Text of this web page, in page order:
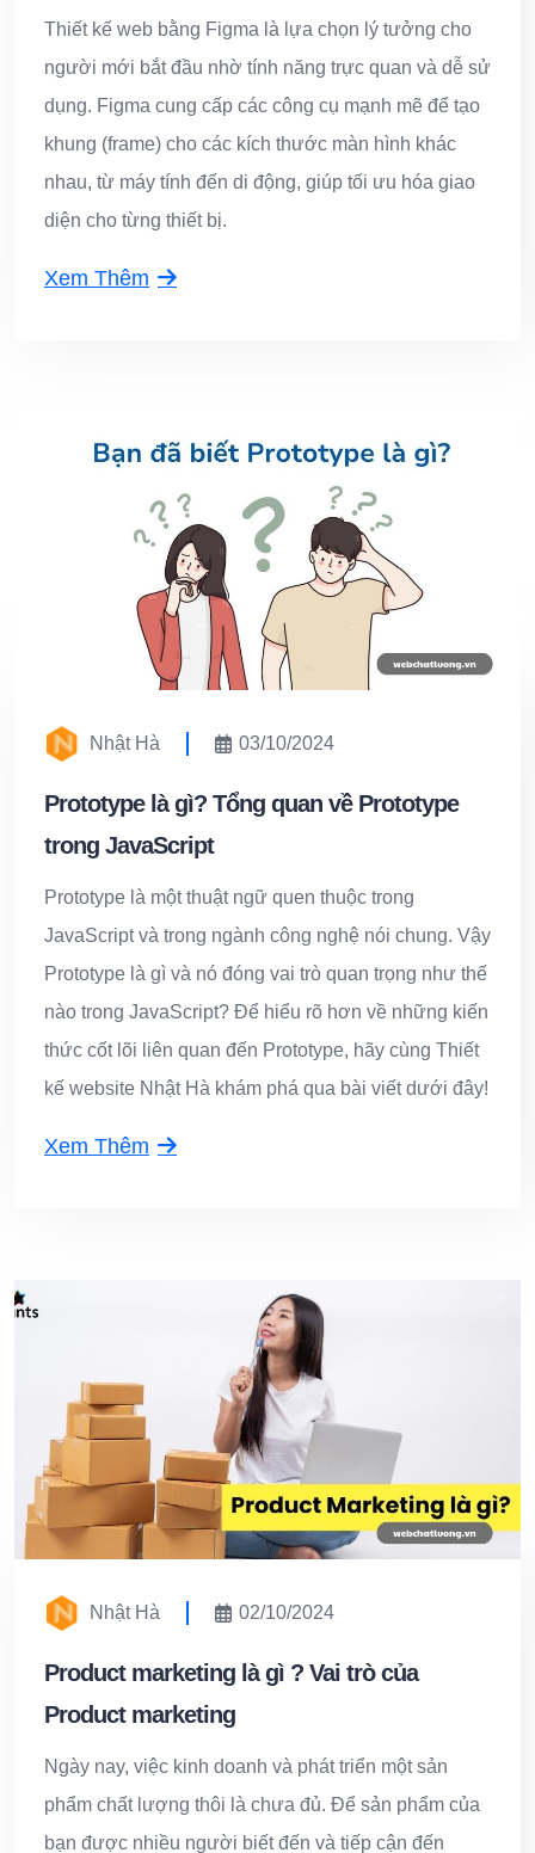
Thiết kế web bằng Figma là lựa chọn lý tưởng cho
người mới bắt đầu nhờ tính năng trực quan và dễ sử
dụng. Figma cung cấp các công cụ mạnh mẽ để tạo
khung (frame) cho các kích thước màn hình khác
nhau, từ máy tính đến di động, giúp tối ưu hóa giao
diện cho từng thiết bị.
Xem Thêm
Nhật Hà 03/10/2024
Prototype là gì? Tổng quan về Prototype
trong JavaScript
Prototype là một thuật ngữ quen thuộc trong
JavaScript và trong ngành công nghệ nói chung. Vậy
Prototype là gì và nó đóng vai trò quan trọng như thế
nào trong JavaScript? Để hiểu rõ hơn về những kiến
thức cốt lõi liên quan đến Prototype, hãy cùng Thiết
kế website Nhật Hà khám phá qua bài viết dưới đây!
Xem Thêm
Nhật Hà 02/10/2024
Product marketing là gì ? Vai trò của
Product marketing
Ngày nay, việc kinh doanh và phát triển một sản
phẩm chất lượng thôi là chưa đủ. Để sản phẩm của
bạn được nhiều người biết đến và tiếp cận đến